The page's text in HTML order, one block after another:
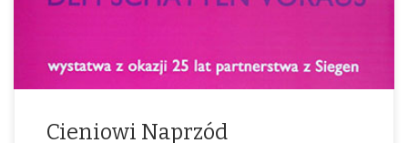
Cieniowi Naprzód